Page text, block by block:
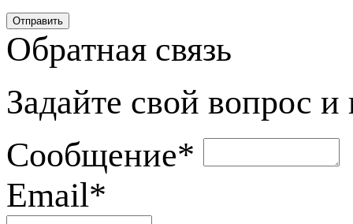
Обратная связь
Задайте свой вопрос
Сообщение*
Email*